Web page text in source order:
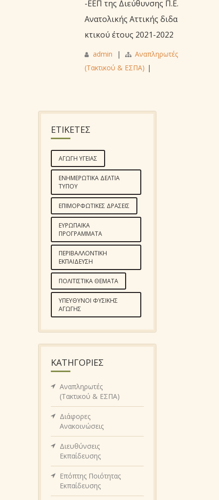
-ΕΕΠ της Διεύθυνσης Π.Ε.
Ανατολικής Αττικής διδα
κτικού έτους 2021-2022
admin |
Αναπληρωτές
(Τακτικού & ΕΣΠΑ) |
ΕΤΙΚΕΤΕΣ
ΑΓΩΓΉ ΥΓΕΊΑΣ
ΕΝΗΜΕΡΩΤΙΚΆ ΔΕΛΤΊΑ
ΤΎΠΟΥ
ΕΠΙΜΟΡΦΩΤΙΚΈΣ ΔΡΆΣΕΙΣ
ΕΥΡΩΠΑΪΚΆ
ΠΡΟΓΡΆΜΜΑΤΑ
ΠΕΡΙΒΑΛΛΟΝΤΙΚΉ
ΕΚΠΑΊΔΕΥΣΗ
ΠΟΛΙΤΙΣΤΙΚΆ ΘΈΜΑΤΑ
ΥΠΕΎΘΥΝΟΙ ΦΥΣΙΚΉΣ
ΑΓΩΓΉΣ
KΑΤΗΓΟΡΊΕΣ
Αναπληρωτές
(Τακτικού & ΕΣΠΑ)
Διάφορες
Ανακοινώσεις
Διευθύνσεις
Εκπαίδευσης
Επόπτης Ποιότητας
Εκπαίδευσης